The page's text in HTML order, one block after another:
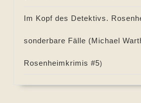
Im Kopf des Detektivs.
sonderbare Fälle (Michael
Rosenheimkrimis #5)